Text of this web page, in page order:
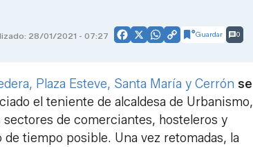
28/01/2021 - 07:27 Facebook
X WhatsApp
CopyGuardar 0
Plaza Esteve, Santa María y Cerrón se
el teniente de alcaldesa de Urbanismo,
de comerciantes, hosteleros y
tiempo posible. Una vez retomadas, la